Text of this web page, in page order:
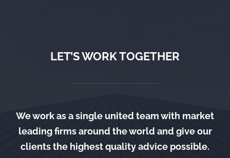
LET’S WORK TOGETHER
We work as a single united team with market
leading firms around the world and give our
clients the highest quality advice possible.